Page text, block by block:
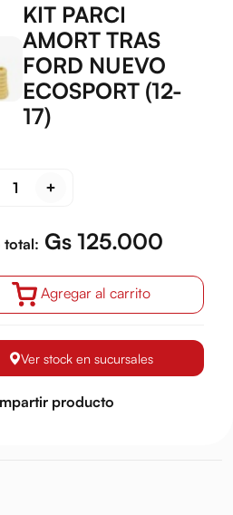
KIT PARCI
AMORT TRAS
FORD NUEVO
ECOSPORT (12-
17)
total: Gs 125.000
Agregar al carrito
Ver stock en sucursales
producto